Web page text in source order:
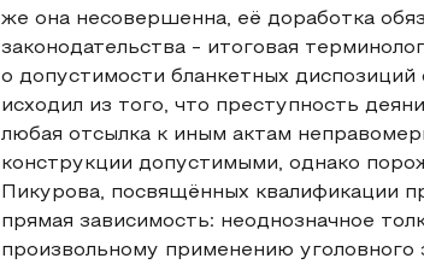
же она несовершенна, её доработка
законодательства - итоговая
о допустимости бланкетных
исходил из того, что преступность
любая отсылка к иным актам
конструкции допустимыми, однако
Пикурова, посвящённых квалификации
прямая зависимость: неоднозначное
произвольному применению